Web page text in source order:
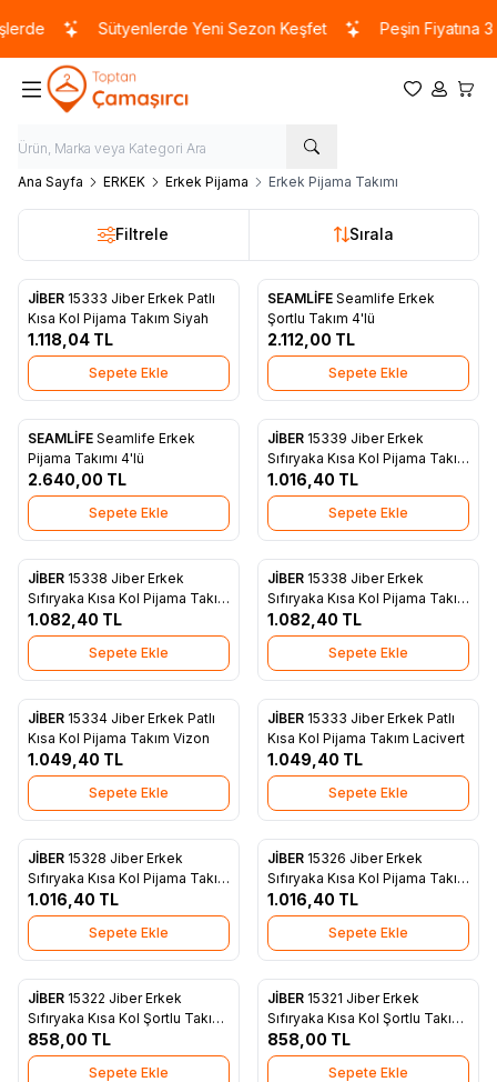
Sütyenlerde Yeni Sezon Keşfet Peşin Fiyatına 3
Favorilerim
Hesabım
Ana Sayfa ERKEK Erkek Pijama Erkek Pijama Takımı
Filtrele Sırala
Yeni
Favorilere Ekle
JİBER 15333 Jiber Erkek Patlı
Kısa Kol Pijama Takım Siyah
1.118,04 TL
Sepete Ekle
Favorilere Ekle
SEAMLİFE Seamlife Erkek
Şortlu Takım 4'lü
2.112,00 TL
Sepete Ekle
Favorilere Ekle
SEAMLİFE Seamlife Erkek
Pijama Takımı 4'lü
2.640,00 TL
Sepete Ekle
Favorilere Ekle
JİBER 15339 Jiber Erkek
Sıfıryaka Kısa Kol Pijama Takım
Hardal
1.016,40 TL
Sepete Ekle
Favorilere Ekle
JİBER 15338 Jiber Erkek
Sıfıryaka Kısa Kol Pijama Takım
Lacivert
1.082,40 TL
Sepete Ekle
Favorilere Ekle
JİBER 15338 Jiber Erkek
Sıfıryaka Kısa Kol Pijama Takım
Siyah
1.082,40 TL
Sepete Ekle
Favorilere Ekle
JİBER 15334 Jiber Erkek Patlı
Kısa Kol Pijama Takım Vizon
1.049,40 TL
Sepete Ekle
Favorilere Ekle
JİBER 15333 Jiber Erkek Patlı
Kısa Kol Pijama Takım Lacivert
1.049,40 TL
Sepete Ekle
Favorilere Ekle
JİBER 15328 Jiber Erkek
Sıfıryaka Kısa Kol Pijama Takım
Kiremit
1.016,40 TL
Sepete Ekle
Favorilere Ekle
JİBER 15326 Jiber Erkek
Sıfıryaka Kısa Kol Pijama Takım
Füme
1.016,40 TL
Sepete Ekle
Favorilere Ekle
JİBER 15322 Jiber Erkek
Sıfıryaka Kısa Kol Şortlu Takım
Vizon
858,00 TL
Sepete Ekle
Favorilere Ekle
JİBER 15321 Jiber Erkek
Sıfıryaka Kısa Kol Şortlu Takım
Beyaz
858,00 TL
Sepete Ekle